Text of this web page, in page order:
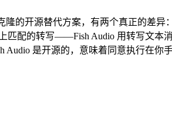
隆的开源替代方案，有两个真正的差
匹配的转写——Fish Audio 用转写文本
Audio 是开源的，意味着同意执行在